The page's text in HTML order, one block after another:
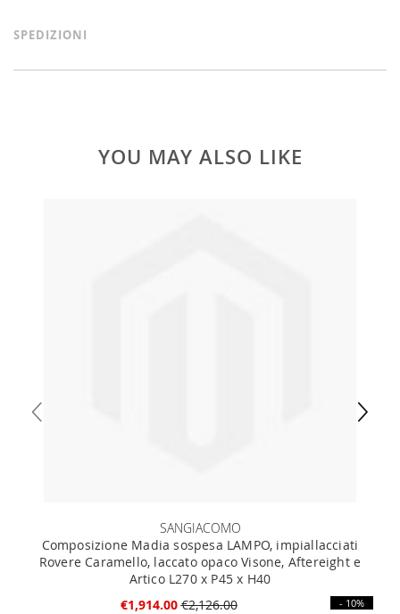
SPEDIZIONI
YOU MAY ALSO LIKE
SANGIACOMO
Composizione Madia sospesa LAMPO, impiallacciati
Rovere Caramello, laccato opaco Visone, Aftereight e
Artico L270 x P45 x H40
€1,914.00 €2,126.00 - 10%